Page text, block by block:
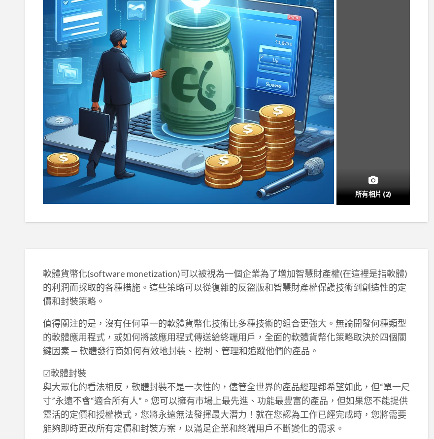
所有相片 (2)
軟體貨幣化(software monetization)可以被視為一個企業為了增加智慧財產權(在這裡是指軟體)
的利潤而採取的各種措施。這些策略可以從復雜的反盜版和智慧財產權保護技術到創造性的定
價和封裝策略。
值得關注的是，沒有任何單一的軟體貨幣化技術比多種技術的組合更強大。無論開發何種類型
的軟體應用程式，或如何將該應用程式傳送給終端用戶，全面的軟體貨幣化策略取決於四個關
鍵因素 — 軟體發行商如何有效地封裝、控制、管理和追蹤他們的產品。
☑軟體封裝
與大眾化的看法相反，軟體封裝不是一次性的，儘管全世界的產品經理都希望如此，但“單一尺
寸”永遠不會“適合所有人”。您可以擁有市場上最先進、功能最豐富的產品，但如果您不能提供
靈活的定價和授權模式，您將永遠無法發揮最大潛力！就在您認為工作已經完成時，您將需要
能夠即時更改所有定價和封裝方案，以滿足企業和終端用戶不斷變化的需求。